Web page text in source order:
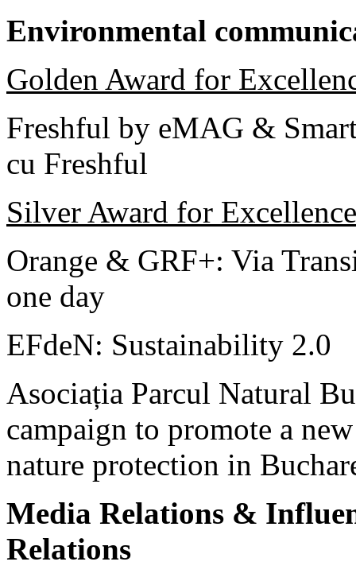
Environmental
Golden Award for
Freshful by eMAG &
cu Freshful
Silver Award for Excellence
Orange & GRF+: Via
one day
EFdeN: Sustainability 2.0
Asociația Parcul Natural
campaign to promote a
nature protection in
Media Relations &
Relations